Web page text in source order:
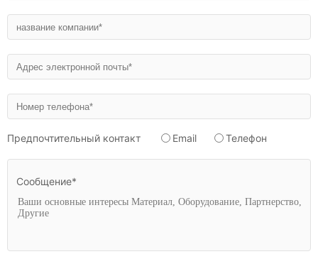
Предпочтительный контакт Email Телефон
Сообщение*